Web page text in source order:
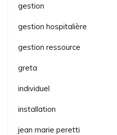
gestion
gestion hospitalière
gestion ressource
greta
individuel
installation
jean marie peretti